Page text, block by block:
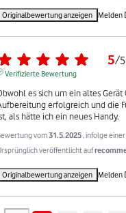
Originalbewertung anzeigen Melden
5/5
Verifizierte Bewertung
es sich um ein altes
erfolgreich und die
als hätte ich ein neues Handy.
vom31.5.2025 , infolge
veröffentlicht auf
Originalbewertung anzeigen Melden